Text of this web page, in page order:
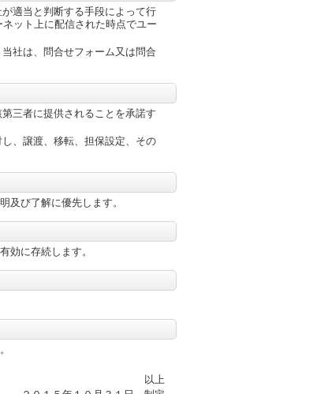
適当と判断する手段によって行
ット上に配信された時点でユー
社は、問合せフォーム又は問合
三者に提供されることを承諾す
、譲渡、移転、担保設定、その
及び了解に優先します。
効に存続します。
以上